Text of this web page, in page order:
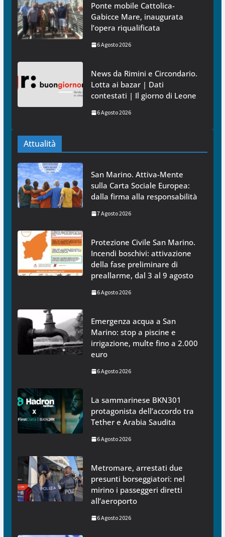
Ponte mobile Cattolica-
Gabicce Mare, inaugurata
l’opera riqualificata
6 Agosto 2026
News da Rimini e Circondario.
Lotta ai bazar | Dati
contestati | Il giorno di Leone
6 Agosto 2026
Attualità
San Marino. Attiva-Mente
sulla Carta Sociale Europea:
dalla firma alla responsabilità
7 Agosto 2026
Protezione Civile San Marino.
Incendi boschivi: attivazione
della fase preliminare di
preallarme, dal 3 al 9 agosto
6 Agosto 2026
Emergenza acqua a San
Marino: stop a piscine e
irrigazione, multe fino a 2.000
euro
6 Agosto 2026
La sammarinese BKN301
protagonista dell’accordo tra
Tether e Arabia Saudita
6 Agosto 2026
Metromare, arrestati due
presunti borseggiatori: nel
mirino i passeggeri diretti
all’aeroporto
6 Agosto 2026